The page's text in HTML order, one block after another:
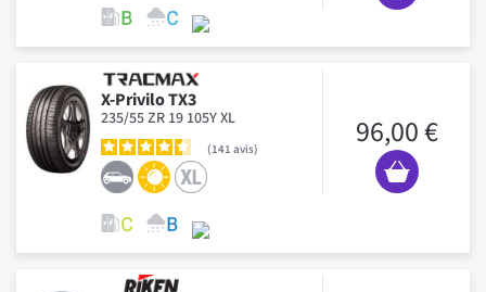
X-Privilo TX3
235/55 ZR 19 105Y XL
141 avis 96,00 €